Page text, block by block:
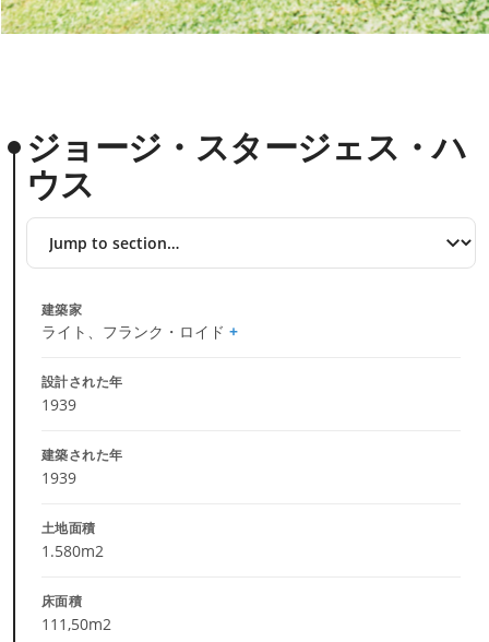
ジョージ・スタージェス・ハ
ウス
Jump
section
建築家
ライト、フランク・ロイド
設計された年
1939
建築された年
1939
土地面積
1.580m2
床面積
111,50m2